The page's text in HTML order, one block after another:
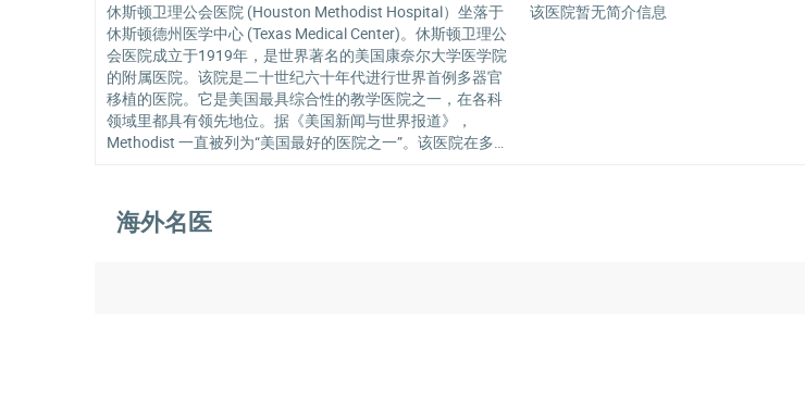
休斯顿卫理公会医院 (Houston Methodist Hospital）坐落于
休斯顿德州医学中心 (Texas Medical Center)。休斯顿卫理公
会医院成立于1919年，是世界著名的美国康奈尔大学医学院
的附属医院。该院是二十世纪六十年代进行世界首例多器官
移植的医院。它是美国最具综合性的教学医院之一，在各科
领域里都具有领先地位。据《美国新闻与世界报道》，
Methodist 一直被列为“美国最好的医院之一”。该医院在多
钦等诸多国家政要都曾在此就诊和体检。休斯顿卫理公会医
院拥有世界一流的体检服务中心。
该医院暂无简介信息
海外名医